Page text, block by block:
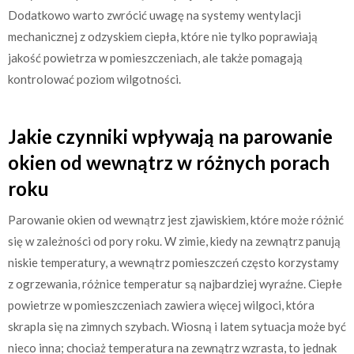
Dodatkowo warto zwrócić uwagę na systemy wentylacji
mechanicznej z odzyskiem ciepła, które nie tylko poprawiają
jakość powietrza w pomieszczeniach, ale także pomagają
kontrolować poziom wilgotności.
Jakie czynniki wpływają na parowanie
okien od wewnątrz w różnych porach
roku
Parowanie okien od wewnątrz jest zjawiskiem, które może różnić
się w zależności od pory roku. W zimie, kiedy na zewnątrz panują
niskie temperatury, a wewnątrz pomieszczeń często korzystamy
z ogrzewania, różnice temperatur są najbardziej wyraźne. Ciepłe
powietrze w pomieszczeniach zawiera więcej wilgoci, która
skrapla się na zimnych szybach. Wiosną i latem sytuacja może być
nieco inna; chociaż temperatura na zewnątrz wzrasta, to jednak